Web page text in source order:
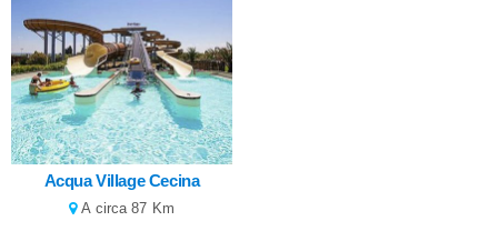
Acqua Village Cecina
A circa 87 Km